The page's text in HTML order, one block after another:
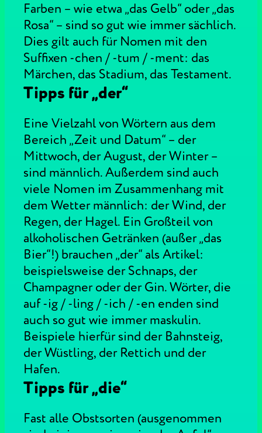
Farben – wie etwa „das Gelb“ oder „das
Rosa“ – sind so gut wie immer sächlich.
Dies gilt auch für Nomen mit den
Suffixen -chen / -tum / -ment: das
Märchen, das Stadium, das Testament.
Tipps für „der“
Eine Vielzahl von Wörtern aus dem
Bereich „Zeit und Datum“ – der
Mittwoch, der August, der Winter –
sind männlich. Außerdem sind auch
viele Nomen im Zusammenhang mit
dem Wetter männlich: der Wind, der
Regen, der Hagel. Ein Großteil von
alkoholischen Getränken (außer „das
Bier“!) brauchen „der“ als Artikel:
beispielsweise der Schnaps, der
Champagner oder der Gin. Wörter, die
auf -ig / -ling / -ich / -en enden sind
auch so gut wie immer maskulin.
Beispiele hierfür sind der Bahnsteig,
der Wüstling, der Rettich und der
Hafen.
Tipps für „die“
Fast alle Obstsorten (ausgenommen